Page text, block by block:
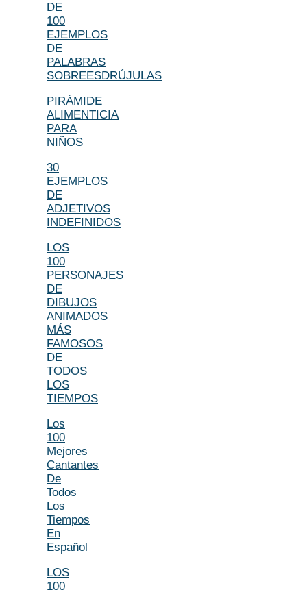
DE
100
EJEMPLOS
DE
PALABRAS
SOBREESDRÚJULAS
PIRÁMIDE
ALIMENTICIA
PARA
NIÑOS
30
EJEMPLOS
DE
ADJETIVOS
INDEFINIDOS
LOS
100
PERSONAJES
DE
DIBUJOS
ANIMADOS
MÁS
FAMOSOS
DE
TODOS
LOS
TIEMPOS
Los
100
Mejores
Cantantes
De
Todos
Los
Tiempos
En
Español
LOS
100